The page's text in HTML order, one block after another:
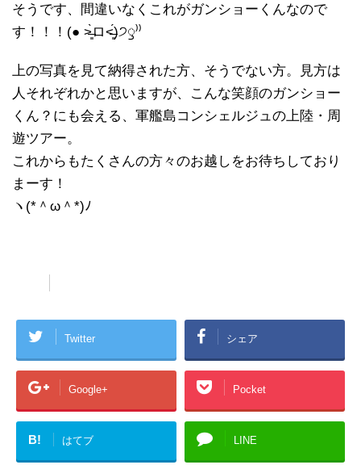
そうです、間違いなくこれがガンショーくんなので
す！！！(● ˃̶͈̀ロ˂̶͈́)੭ꠥ⁾⁾
上の写真を見て納得された方、そうでない方。見方は
人それぞれかと思いますが、こんな笑顔のガンショー
くん？にも会える、軍艦島コンシェルジュの上陸・周
遊ツアー。
これからもたくさんの方々のお越しをお待ちしており
まーす！
ヽ(*＾ω＾*)ﾉ
Twitter シェア
Google+ Pocket
B! はてブ LINE